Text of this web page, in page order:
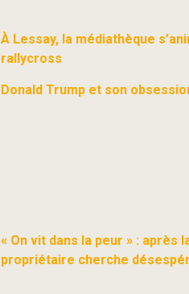
À Lessay, la médiathèque
rallycross
Donald Trump et son
« On vit dans la peur » : après
propriétaire cherche